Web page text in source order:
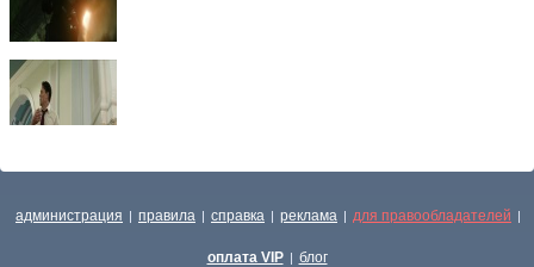
администрация | правила | справка | реклама | для правообладателей |
оплата VIP | блог